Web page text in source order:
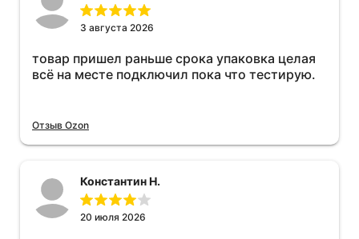
3 августа 2026
товар пришел раньше срока упаковка целая
всё на месте подключил пока что тестирую.
Отзыв Ozon
Константин Н.
20 июля 2026